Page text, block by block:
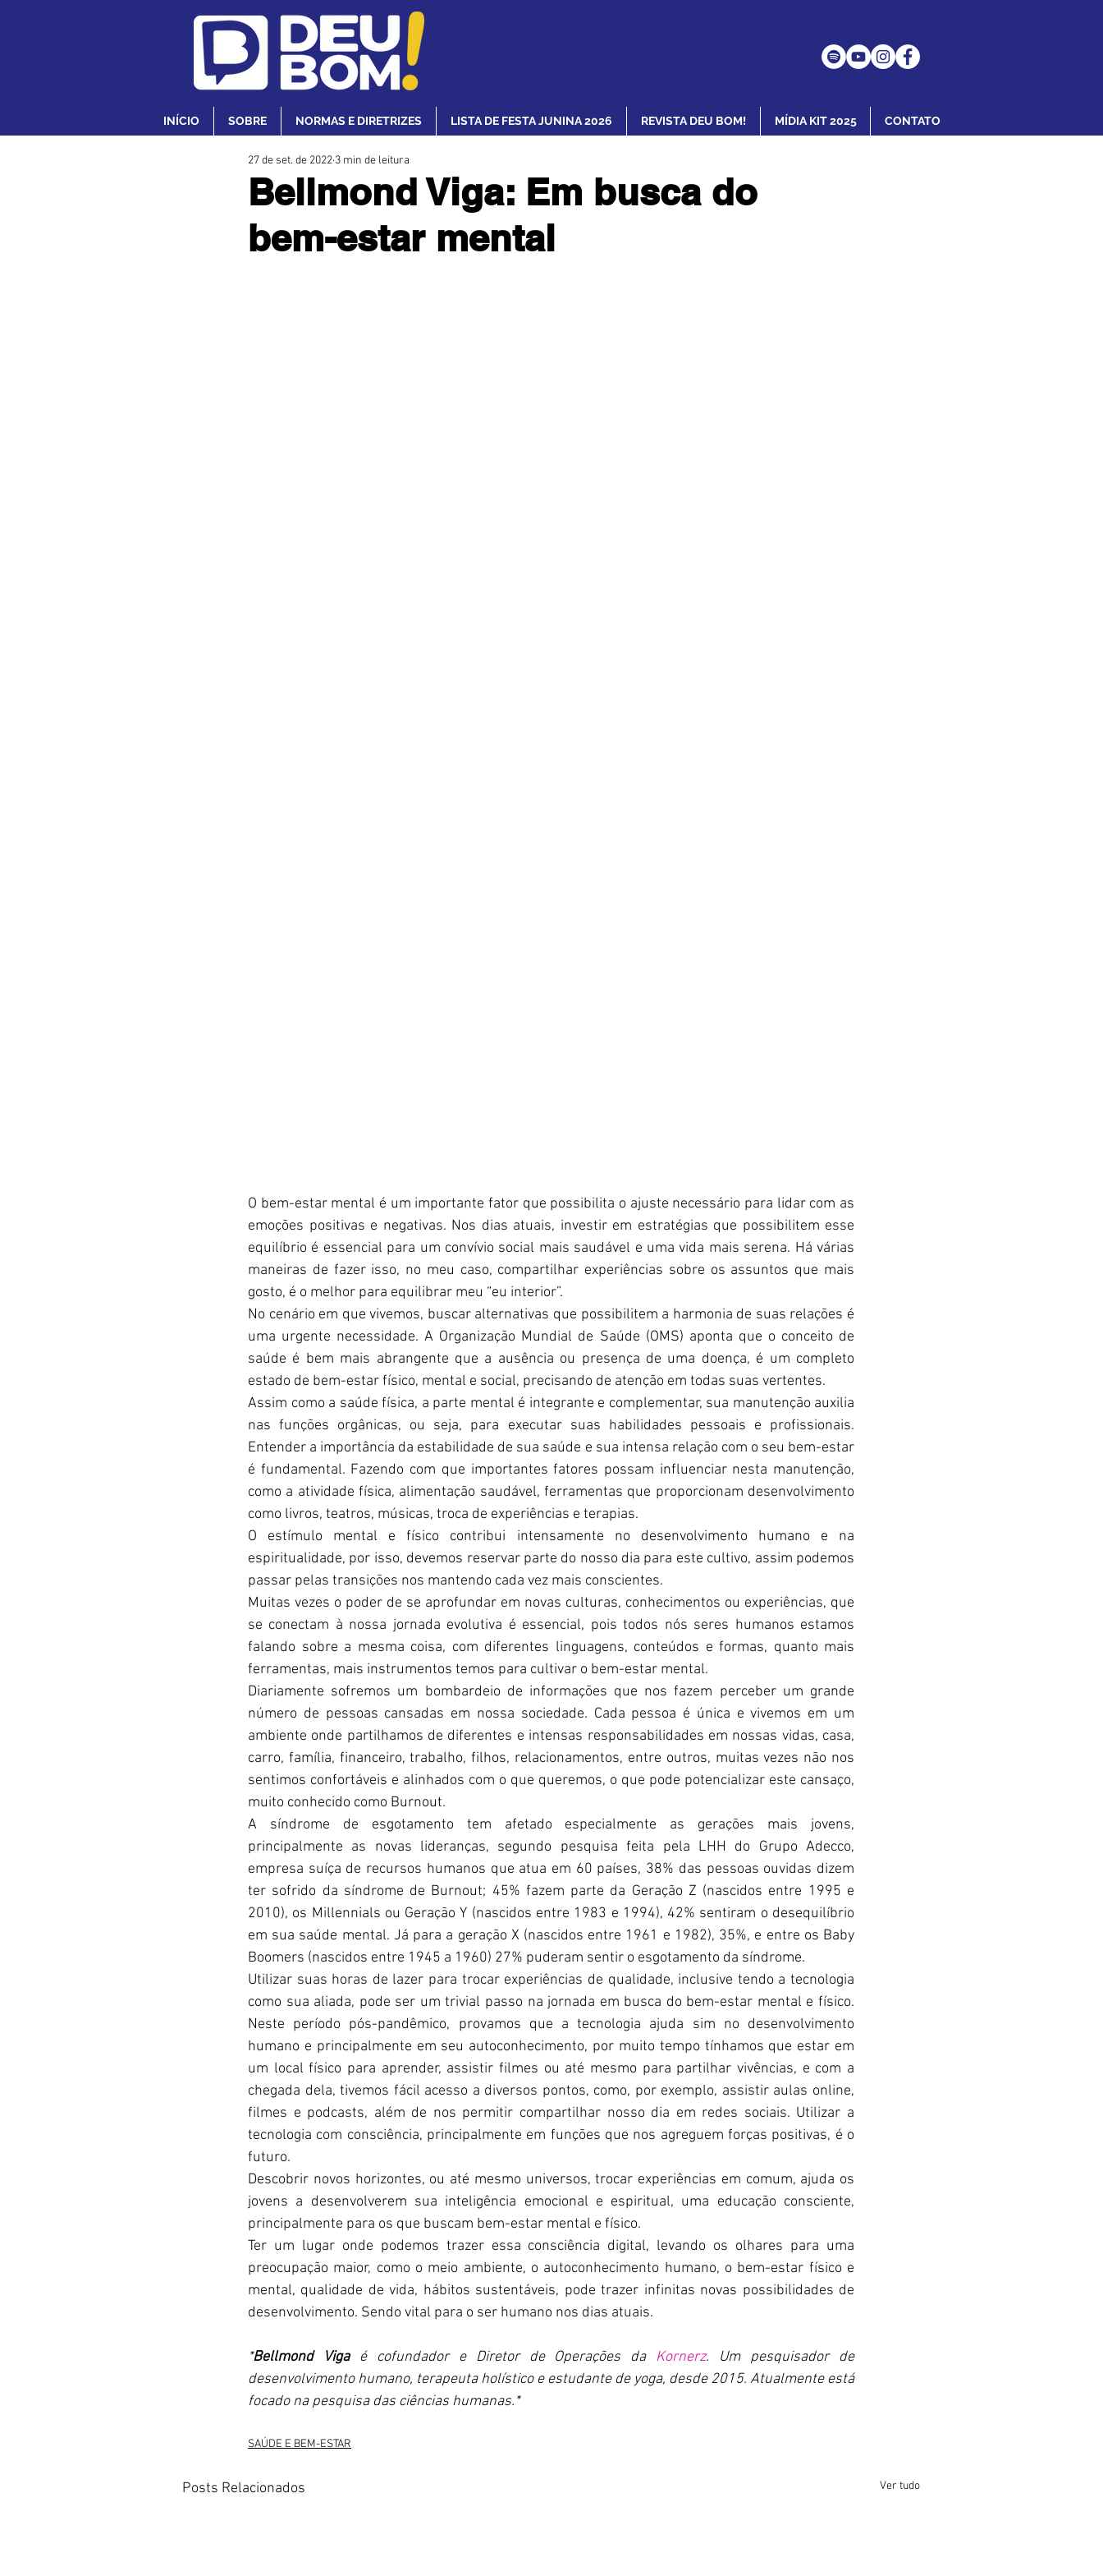
INÍCIO SOBRE NORMAS E DIRETRIZES LISTA DE FESTA JUNINA 2026 REVISTA DEU BOM! MÍDIA KIT 2025 CONTATO
Bellmond Viga: Em busca do
bem-estar mental
27 de set. de 2022 3 min de leitura
O bem-estar mental é um importante fator que possibilita o ajuste necessário para lidar com as
emoções positivas e negativas. Nos dias atuais, investir em estratégias que possibilitem esse
equilíbrio é essencial para um convívio social mais saudável e uma vida mais serena. Há várias
maneiras de fazer isso, no meu caso, compartilhar experiências sobre os assuntos que mais
gosto, é o melhor para equilibrar meu “eu interior”.
No cenário em que vivemos, buscar alternativas que possibilitem a harmonia de suas relações é
uma urgente necessidade. A Organização Mundial de Saúde (OMS) aponta que o conceito de
saúde é bem mais abrangente que a ausência ou presença de uma doença, é um completo
estado de bem-estar físico, mental e social, precisando de atenção em todas suas vertentes.
Assim como a saúde física, a parte mental é integrante e complementar, sua manutenção auxilia
nas funções orgânicas, ou seja, para executar suas habilidades pessoais e profissionais.
Entender a importância da estabilidade de sua saúde e sua intensa relação com o seu bem-estar
é fundamental. Fazendo com que importantes fatores possam influenciar nesta manutenção,
como a atividade física, alimentação saudável, ferramentas que proporcionam desenvolvimento
como livros, teatros, músicas, troca de experiências e terapias.
O estímulo mental e físico contribui intensamente no desenvolvimento humano e na
espiritualidade, por isso, devemos reservar parte do nosso dia para este cultivo, assim podemos
passar pelas transições nos mantendo cada vez mais conscientes.
Muitas vezes o poder de se aprofundar em novas culturas, conhecimentos ou experiências, que
se conectam à nossa jornada evolutiva é essencial, pois todos nós seres humanos estamos
falando sobre a mesma coisa, com diferentes linguagens, conteúdos e formas, quanto mais
ferramentas, mais instrumentos temos para cultivar o bem-estar mental.
Diariamente sofremos um bombardeio de informações que nos fazem perceber um grande
número de pessoas cansadas em nossa sociedade. Cada pessoa é única e vivemos em um
ambiente onde partilhamos de diferentes e intensas responsabilidades em nossas vidas, casa,
carro, família, financeiro, trabalho, filhos, relacionamentos, entre outros, muitas vezes não nos
sentimos confortáveis e alinhados com o que queremos, o que pode potencializar este cansaço,
muito conhecido como Burnout.
A síndrome de esgotamento tem afetado especialmente as gerações mais jovens,
principalmente as novas lideranças, segundo pesquisa feita pela LHH do Grupo Adecco,
empresa suíça de recursos humanos que atua em 60 países, 38% das pessoas ouvidas dizem
ter sofrido da síndrome de Burnout; 45% fazem parte da Geração Z (nascidos entre 1995 e
2010), os Millennials ou Geração Y (nascidos entre 1983 e 1994), 42% sentiram o desequilíbrio
em sua saúde mental. Já para a geração X (nascidos entre 1961 e 1982), 35%, e entre os Baby
Boomers (nascidos entre 1945 a 1960) 27% puderam sentir o esgotamento da síndrome.
Utilizar suas horas de lazer para trocar experiências de qualidade, inclusive tendo a tecnologia
como sua aliada, pode ser um trivial passo na jornada em busca do bem-estar mental e físico.
Neste período pós-pandêmico, provamos que a tecnologia ajuda sim no desenvolvimento
humano e principalmente em seu autoconhecimento, por muito tempo tínhamos que estar em
um local físico para aprender, assistir filmes ou até mesmo para partilhar vivências, e com a
chegada dela, tivemos fácil acesso a diversos pontos, como, por exemplo, assistir aulas online,
filmes e podcasts, além de nos permitir compartilhar nosso dia em redes sociais. Utilizar a
tecnologia com consciência, principalmente em funções que nos agreguem forças positivas, é o
futuro.
Descobrir novos horizontes, ou até mesmo universos, trocar experiências em comum, ajuda os
jovens a desenvolverem sua inteligência emocional e espiritual, uma educação consciente,
principalmente para os que buscam bem-estar mental e físico.
Ter um lugar onde podemos trazer essa consciência digital, levando os olhares para uma
preocupação maior, como o meio ambiente, o autoconhecimento humano, o bem-estar físico e
mental, qualidade de vida, hábitos sustentáveis, pode trazer infinitas novas possibilidades de
desenvolvimento. Sendo vital para o ser humano nos dias atuais.
*Bellmond Viga é cofundador e Diretor de Operações da Kornerz. Um pesquisador de
desenvolvimento humano, terapeuta holístico e estudante de yoga, desde 2015. Atualmente está
focado na pesquisa das ciências humanas.*
SAÚDE E BEM-ESTAR
Posts Relacionados Ver tudo